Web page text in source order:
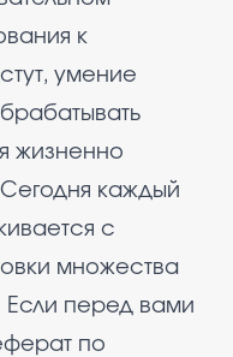
к
умение
жизненно
каждый
с
множества
Если перед вами
по